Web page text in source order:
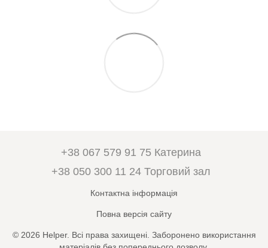
+38 067 579 91 75 Катерина
+38 050 300 11 24 Торговий зал
Контактна інформація
Повна версія сайту
© 2026 Helper. Всі права захищені. Заборонено використання